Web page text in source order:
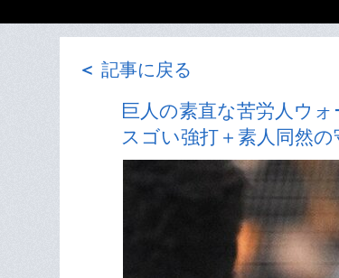
＜ 記事に戻る
巨人の素直な苦労人ウ
スゴい強打＋素人同然の